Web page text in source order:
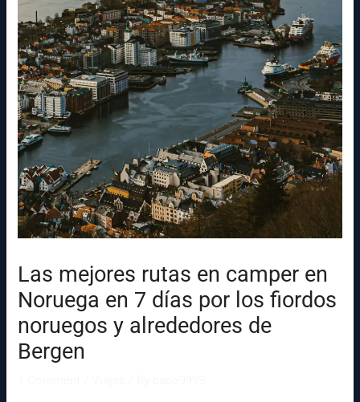
Las mejores rutas en camper en
Noruega en 7 días por los fiordos
noruegos y alrededores de
Bergen